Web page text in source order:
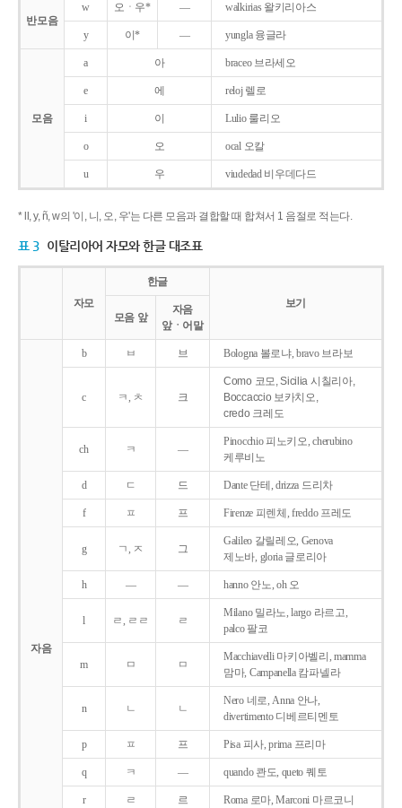
반모음
w 오ㆍ우* ― walkirias 왈키리아스
y 이* ― yungla 융글라
모음
a 아 braceo 브라세오
e 에 reloj 렐로
i 이 Lulio 룰리오
o 오 ocal 오칼
u 우 viudedad 비우데다드
* ll, y, ñ, w의 '이, 니, 오, 우'는 다른 모음과 결합할 때 합쳐서 1 음절로 적는다.
표 3 이탈리아어 자모와 한글 대조표
자모
한글
보기
모음 앞
자음
앞ㆍ어말
자음
b ㅂ 브 Bologna 볼로냐, bravo 브라보
c ㅋ, ㅊ 크
Como 코모, Sicilia 시칠리아,
Boccaccio 보카치오,
credo 크레도
ch ㅋ ―
Pinocchio 피노키오, cherubino
케루비노
d ㄷ 드 Dante 단테, drizza 드리차
f ㅍ 프 Firenze 피렌체, freddo 프레도
g ㄱ, ㅈ 그
Galileo 갈릴레오, Genova
제노바, gloria 글로리아
h ― ― hanno 안노, oh 오
l ㄹ, ㄹㄹ ㄹ
Milano 밀라노, largo 라르고,
palco 팔코
m ㅁ ㅁ
Macchiavelli 마키아벨리, mamma
맘마, Campanella 캄파넬라
n ㄴ ㄴ
Nero 네로, Anna 안나,
divertimento 디베르티멘토
p ㅍ 프 Pisa 피사, prima 프리마
q ㅋ ― quando 콴도, queto 퀘토
r ㄹ 르 Roma 로마, Marconi 마르코니